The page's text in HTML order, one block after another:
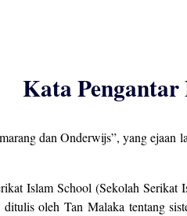
Kata Pengantar
dan Onderwijs”, yang ejaan
Islam School (Sekolah
oleh Tan Malaka tentang